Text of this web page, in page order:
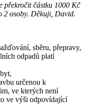
překročit částku 1000 Kč
2 osoby. Děkuji, David.
sběru, přepravy,
odpadů platí
určenou k
ve kterých není
ve výši odpovídající